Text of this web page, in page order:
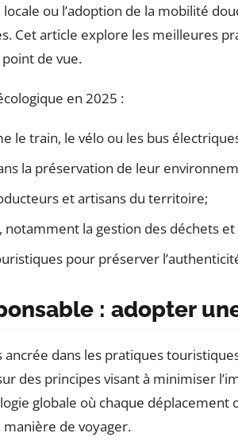
ou l’adoption de la mobilité
Cet article explore les meilleures
de vue.
en 2025 :
le train, le vélo ou les bus
la préservation de leur
et artisans du territoire;
la gestion des déchets
pour préserver
: adopter
dans les pratiques
des principes visant à minimiser
globale où chaque
de voyager.